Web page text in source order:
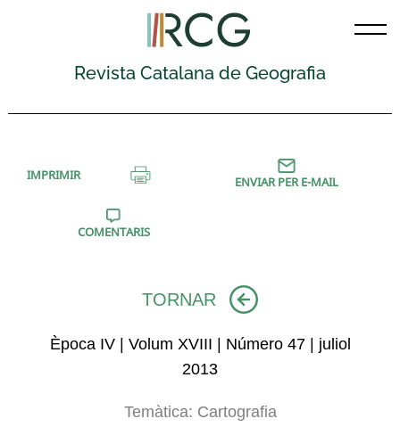
Revista Catalana de Geografia
IMPRIMIR ENVIAR PER E-MAIL
COMENTARIS
TORNAR
Època IV | Volum XVIII | Número 47 | juliol
2013
Temàtica: Cartografia